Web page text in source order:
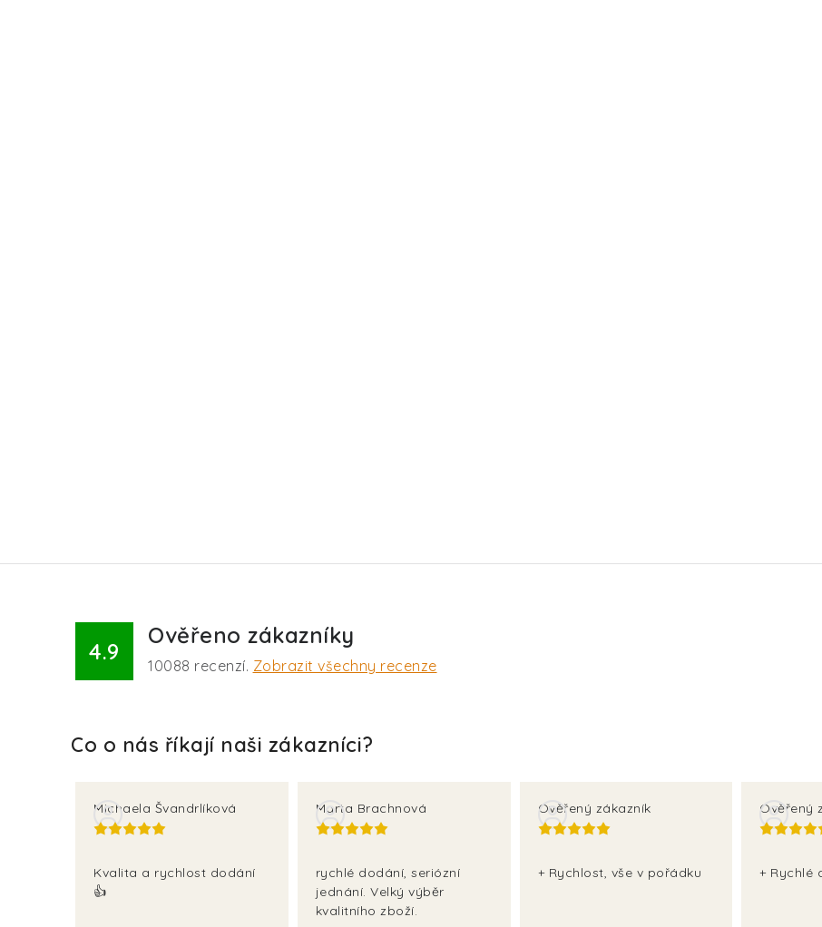
4.9
Ověřeno zákazníky
10088 recenzí. Zobrazit všechny recenze
Michaela Švandrlíková
Kvalita a rychlost dodání
👍
Marta Brachnová
rychlé dodání, seriózní
jednání. Velký výběr
kvalitního zboží.
Ověřený zákazník
+ Rychlost, vše v pořádku
Ověřený
+ Rychlé